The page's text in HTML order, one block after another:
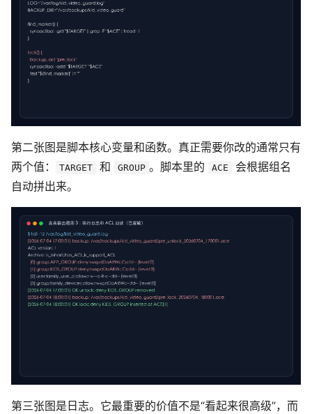
第二张图是脚本核心变量和函数。真正需要你改的通常只有
两个值：
TARGET 和 GROUP 。脚本里的 ACE
会根据组名
自动拼出来。
第三张图是日志。它最重要的价值不是“看起来很高级”，而